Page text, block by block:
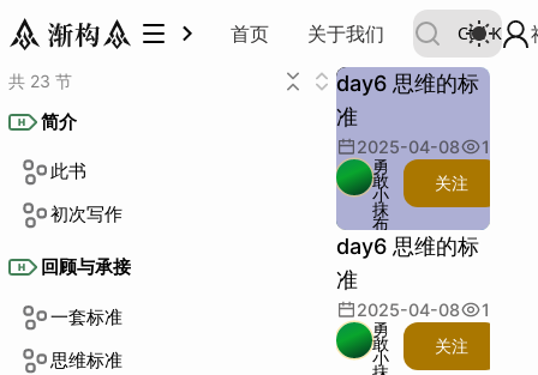
首页 关于我们 Ctrl K
共 23 节
H 简介
此书
初次写作
H 回顾与承接
一套标准
思维标准
day6 思维的标
准
2025-04-08 19
勇
敢
小
抹
布
Lv 4
粉
57
关注
主题：
描述：
day6 思维的标
准
2025-04-08 19
勇
敢
小
关注